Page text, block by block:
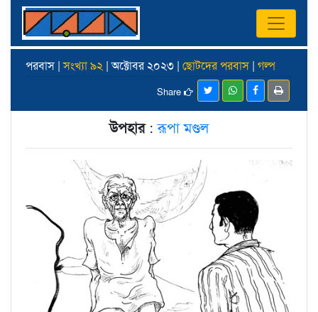
পরবাস |সংখ্যা ৯২ | অক্টোবর ২০২৩ | ছোটদের পরবাস | গল্প
Share
উপহার :রূপা মণ্ডল